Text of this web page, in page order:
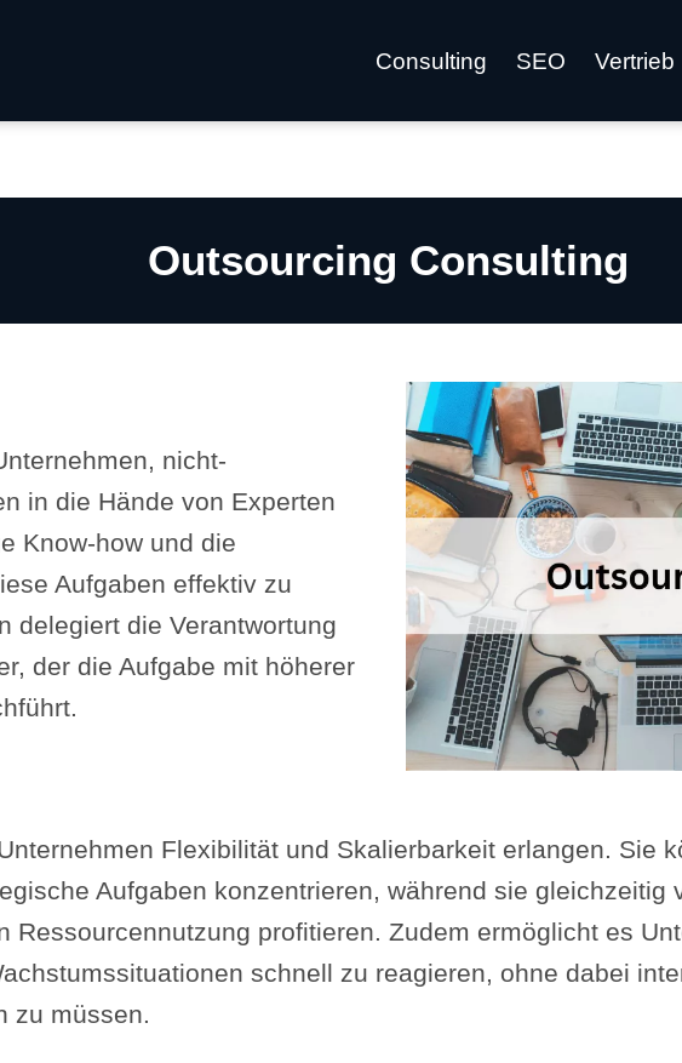
Consulting SEO Vertrieb
Outsourcing Consulting
nicht-
in die Hände von Experten
Know-how und die
Aufgaben effektiv zu
delegiert die Verantwortung
der die Aufgabe mit höherer
Flexibilität und Skalierbarkeit erlangen. Sie
Aufgaben konzentrieren, während sie gleichzeitig
Ressourcennutzung profitieren. Zudem ermöglicht es
schnell zu reagieren, ohne dabei
zu müssen.